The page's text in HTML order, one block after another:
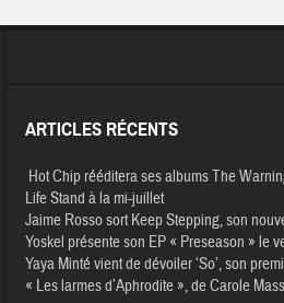
ARTICLES RÉCENTS
Hot Chip rééditera ses albums The
Life Stand à la mi-juillet
Jaime Rosso sort Keep Stepping, son
Yoskel présente son EP « Preseason » le
Yaya Minté vient de dévoiler ‘So’, son
« Les larmes d’Aphrodite », de Carole